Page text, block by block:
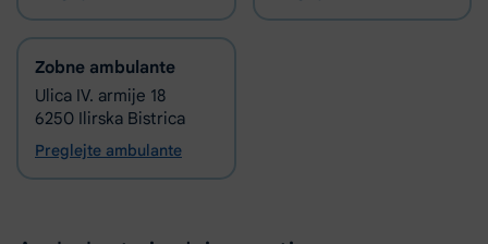
Zobne ambulante
Ulica IV. armije 18
6250 Ilirska Bistrica
Preglejte ambulante